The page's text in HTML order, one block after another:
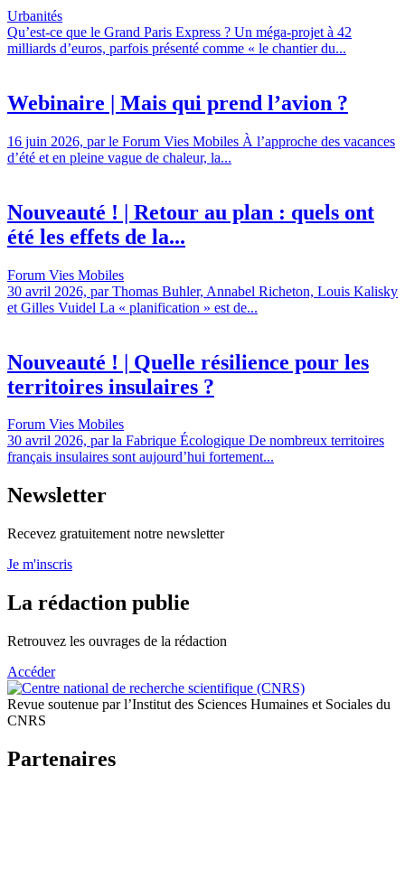
Urbanités
Qu’est-ce que le Grand Paris Express ? Un méga-projet à 42
milliards d’euros, parfois présenté comme « le chantier du...
Webinaire | Mais qui prend l’avion ?
16 juin 2026, par le Forum Vies Mobiles À l’approche des vacances
d’été et en pleine vague de chaleur, la...
Nouveauté ! | Retour au plan : quels ont
été les effets de la...
Forum Vies Mobiles
30 avril 2026, par Thomas Buhler, Annabel Richeton, Louis Kalisky
et Gilles Vuidel La « planification » est de...
Nouveauté ! | Quelle résilience pour les
territoires insulaires ?
Forum Vies Mobiles
30 avril 2026, par la Fabrique Écologique De nombreux territoires
français insulaires sont aujourd’hui fortement...
Newsletter
Recevez gratuitement notre newsletter
Je m'inscris
La rédaction publie
Retrouvez les ouvrages de la rédaction
Accéder
Revue soutenue par l’Institut des Sciences Humaines et Sociales du
CNRS
Partenaires